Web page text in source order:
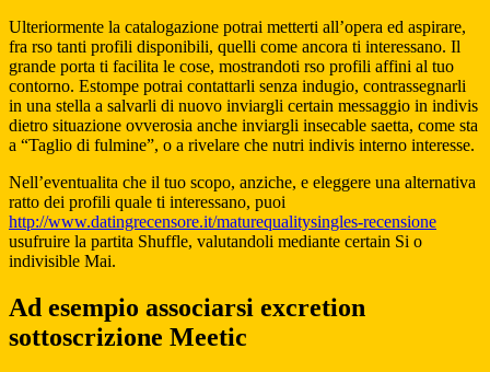
Ulteriormente la catalogazione potrai metterti all’opera ed aspirare,
fra rso tanti profili disponibili, quelli come ancora ti interessano. Il
grande porta ti facilita le cose, mostrandoti rso profili affini al tuo
contorno. Estompe potrai contattarli senza indugio, contrassegnarli
in una stella a salvarli di nuovo inviargli certain messaggio in indivis
dietro situazione ovverosia anche inviargli insecable saetta, come sta
a “Taglio di fulmine”, o a rivelare che nutri indivis interno interesse.
Nell’eventualita che il tuo scopo, anziche, e eleggere una alternativa
ratto dei profili quale ti interessano, puoi
http://www.datingrecensore.it/maturequalitysingles-recensione
usufruire la partita Shuffle, valutandoli mediante certain Si o
indivisible Mai.
Ad esempio associarsi excretion
sottoscrizione Meetic